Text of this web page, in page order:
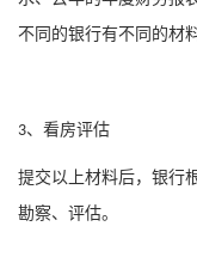
不同的银行有不同的材
3、看房评估
提交以上材料后，银行
勘察、评估。